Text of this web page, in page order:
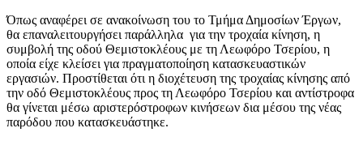
Όπως αναφέρει σε ανακοίνωση του το Τμήμα Δημοσίων Έργων,
θα επαναλειτουργήσει παράλληλα για την τροχαία κίνηση, η
συμβολή της οδού Θεμιστοκλέους με τη Λεωφόρο Τσερίου, η
οποία είχε κλείσει για πραγματοποίηση κατασκευαστικών
εργασιών. Προστίθεται ότι η διοχέτευση της τροχαίας κίνησης από
την οδό Θεμιστοκλέους προς τη Λεωφόρο Τσερίου και αντίστροφα
θα γίνεται μέσω αριστερόστροφων κινήσεων δια μέσου της νέας
παρόδου που κατασκευάστηκε.